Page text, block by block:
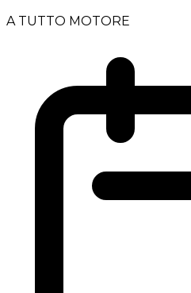
A TUTTO MOTORE